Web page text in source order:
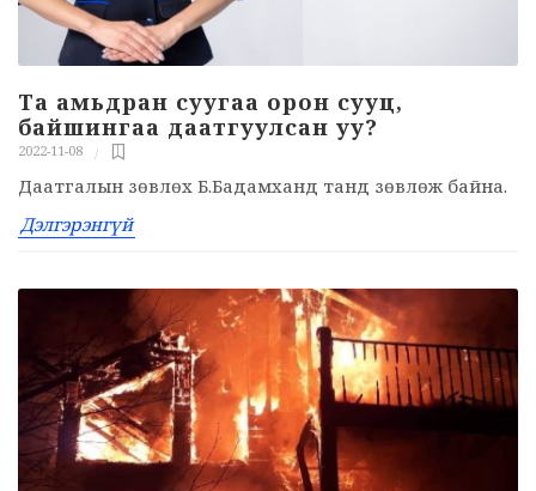
Та амьдран суугаа орон сууц,
байшингаа даатгуулсан уу?
2022-11-08
Даатгалын зөвлөх Б.Бадамханд танд зөвлөж байна.
Дэлгэрэнгүй